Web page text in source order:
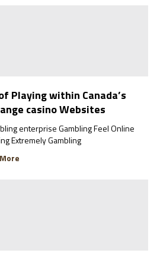
Playing within Canada’s
casino Websites
enterprise Gambling Feel Online
Extremely Gambling